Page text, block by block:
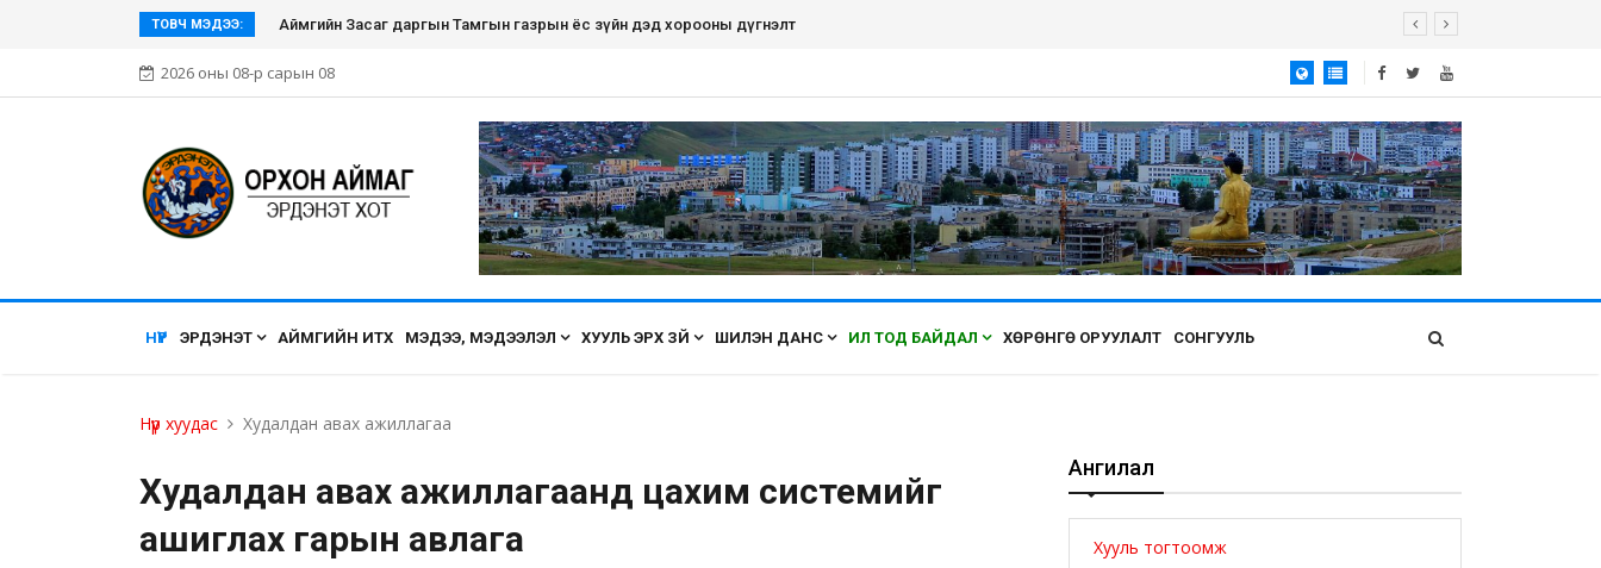
ТОВЧ МЭДЭЭ: Аймгийн Засаг даргын Тамгын газрын ёс зүйн дэд хорооны дүгнэлт
2026 оны 08-р сарын 08
НҮҮР ЭРДЭНЭТ АЙМГИЙН ИТХ МЭДЭЭ, МЭДЭЭЛЭЛ ХУУЛЬ ЭРХ ЗҮЙ ШИЛЭН ДАНС ИЛ ТОД БАЙДАЛ ХӨРӨНГӨ ОРУУЛАЛТ СОНГУУЛЬ
Нүүр хуудас Худалдан авах ажиллагаа
Худалдан авах ажиллагаанд цахим системийг
ашиглах гарын авлага
Ангилал
Хууль тогтоомж